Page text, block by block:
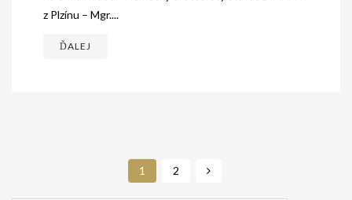
z Plzínu – Mgr....
ĎALEJ
1 2